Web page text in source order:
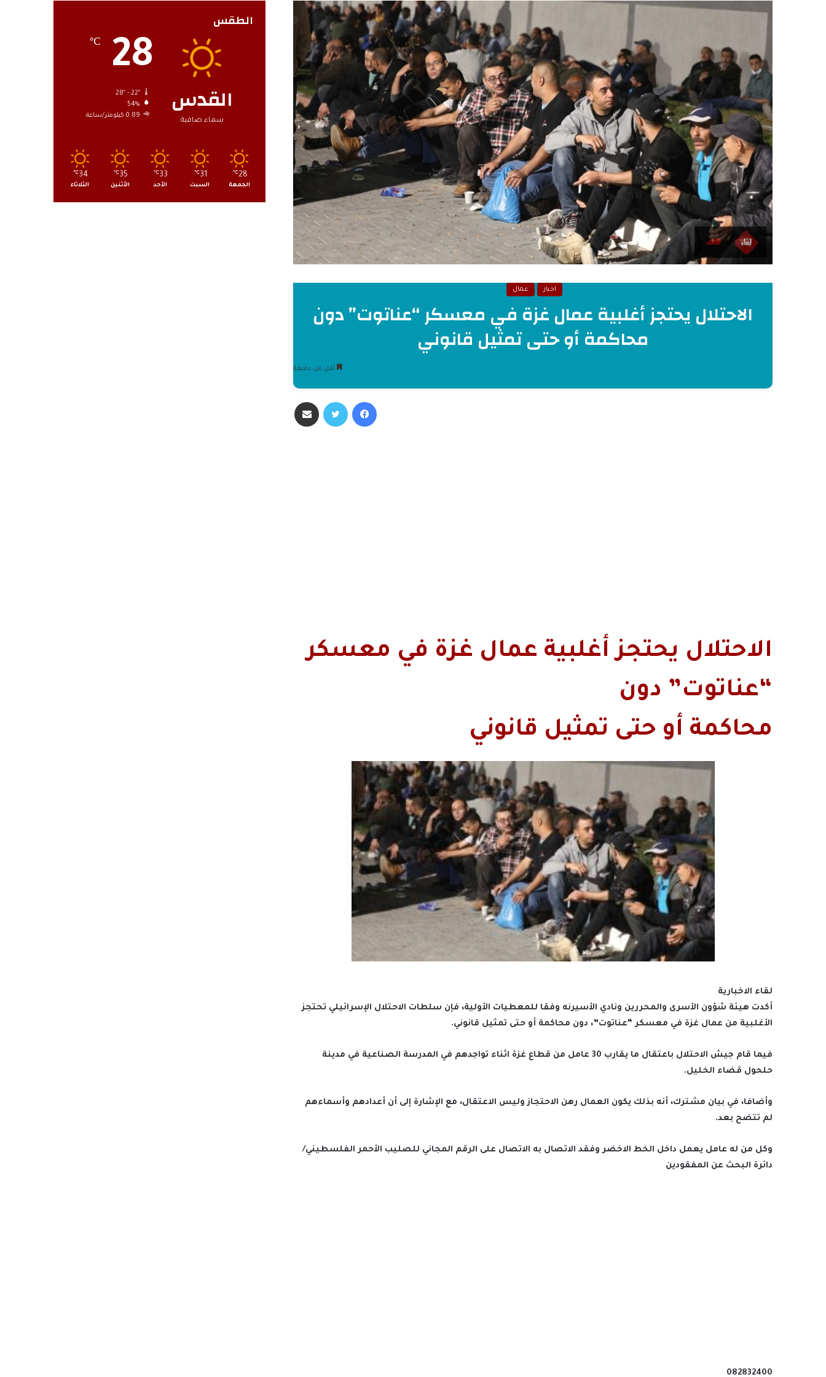
اخبار عمال
الاحتلال يحتجز أغلبية عمال غزة في معسكر “عناتوت” دون
محاكمة أو حتى تمثيل قانوني
أقل من دقيقة
فيسبوك تويتر
الاحتلال يحتجز أغلبية عمال غزة في معسكر
“عناتوت” دون
محاكمة أو حتى تمثيل قانوني
لقاء الاخبارية
أكدت هيئة شؤون الأسرى والمحررين ونادي الأسيرنه وفقا للمعطيات الأولية، فإن سلطات الاحتلال الإسرائيلي تحتجز
الأغلبية من عمال غزة في معسكر “عناتوت”، دون محاكمة أو حتى تمثيل قانوني.
فيما قام جيش الاحتلال باعتقال ما يقارب 30 عامل من قطاع غزة اثناء تواجدهم في المدرسة الصناعية في مدينة
حلحول قضاء الخليل.
وأضافا، في بيان مشترك، أنه بذلك يكون العمال رهن الاحتجاز وليس الاعتقال، مع الإشارة إلى أن أعدادهم وأسماءهم
لم تتضح بعد.
وكل من له عامل يعمل داخل الخط الاخضر وفقد الاتصال به الاتصال على الرقم المجاني للصليب الأحمر الفلسطيني/
دائرة البحث عن المفقودين
082832400
الطقس
القدس
سماء صافية
28
℃
28º - 22º
54%
0.89 كيلومتر/ساعة
28
℃
الجمعة
31
℃
السبت
33
℃
الأحد
35
℃
الأثنين
34
℃
الثلاثاء